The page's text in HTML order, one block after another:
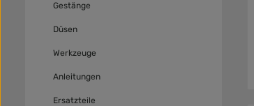
Gestänge
Düsen
Werkzeuge
Anleitungen
Ersatzteile